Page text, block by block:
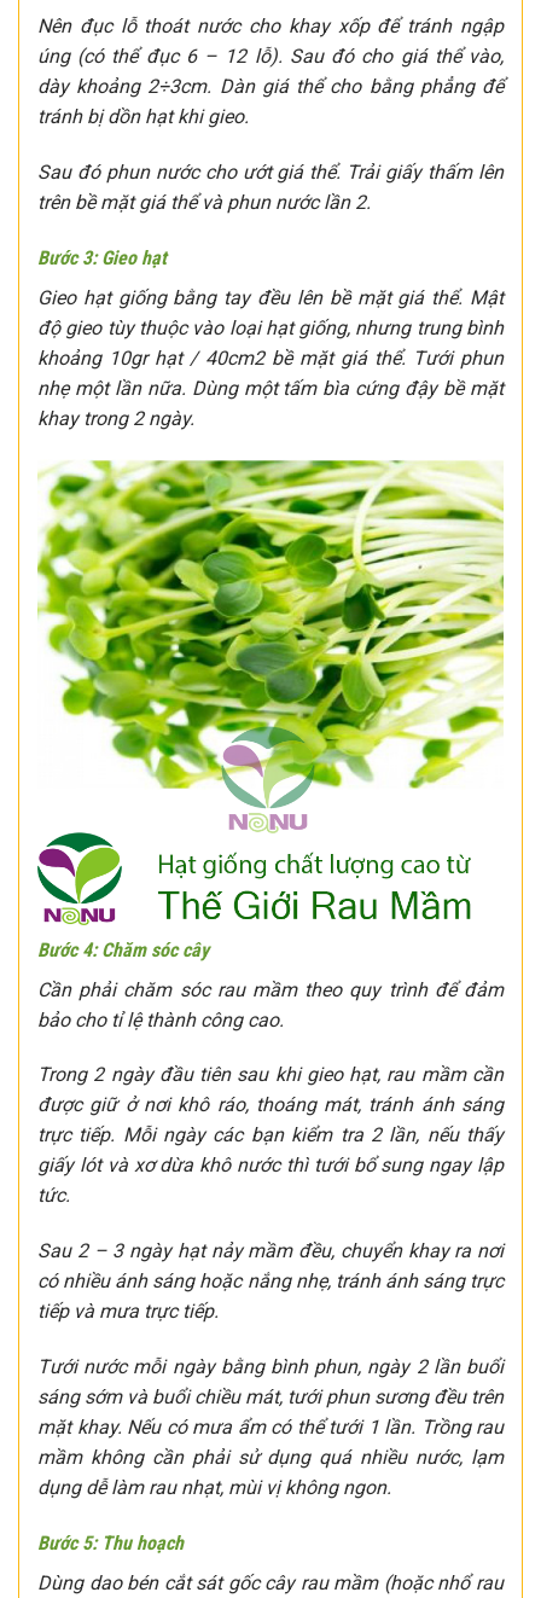
Nên đục lỗ thoát nước cho khay xốp để tránh ngập
úng (có thể đục 6 – 12 lỗ). Sau đó cho giá thể vào,
dày khoảng 2÷3cm. Dàn giá thể cho bằng phẳng để
tránh bị dồn hạt khi gieo.
Sau đó phun nước cho ướt giá thể. Trải giấy thấm lên
trên bề mặt giá thể và phun nước lần 2.
Bước 3: Gieo hạt
Gieo hạt giống bằng tay đều lên bề mặt giá thể. Mật
độ gieo tùy thuộc vào loại hạt giống, nhưng trung bình
khoảng 10gr hạt / 40cm2 bề mặt giá thể. Tưới phun
nhẹ một lần nữa. Dùng một tấm bìa cứng đậy bề mặt
khay trong 2 ngày.
Bước 4: Chăm sóc cây
Cần phải chăm sóc rau mầm theo quy trình để đảm
bảo cho tỉ lệ thành công cao.
Trong 2 ngày đầu tiên sau khi gieo hạt, rau mầm cần
được giữ ở nơi khô ráo, thoáng mát, tránh ánh sáng
trực tiếp. Mỗi ngày các bạn kiểm tra 2 lần, nếu thấy
giấy lót và xơ dừa khô nước thì tưới bổ sung ngay lập
tức.
Sau 2 – 3 ngày hạt nảy mầm đều, chuyển khay ra nơi
có nhiều ánh sáng hoặc nắng nhẹ, tránh ánh sáng trực
tiếp và mưa trực tiếp.
Tưới nước mỗi ngày bằng bình phun, ngày 2 lần buổi
sáng sớm và buổi chiều mát, tưới phun sương đều trên
mặt khay. Nếu có mưa ẩm có thể tưới 1 lần. Trồng rau
mầm không cần phải sử dụng quá nhiều nước, lạm
dụng dễ làm rau nhạt, mùi vị không ngon.
Bước 5: Thu hoạch
Dùng dao bén cắt sát gốc cây rau mầm (hoặc nhổ rau